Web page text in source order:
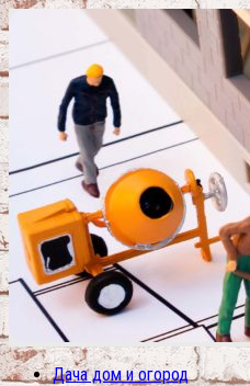
Дача дом и огород